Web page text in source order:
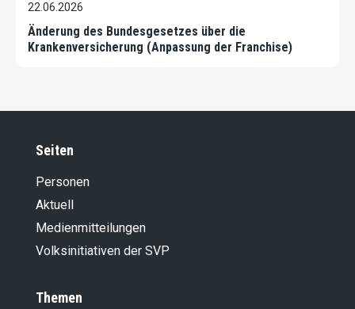
22.06.2026
Änderung des Bundesgesetzes über die
Krankenversicherung (Anpassung der Franchise)
Seiten
Personen
Aktuell
Medienmitteilungen
Volksinitiativen der SVP
Themen